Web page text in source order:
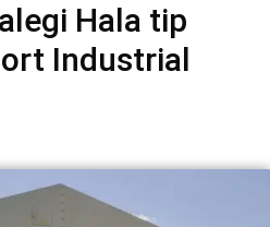
Hala tip
Industrial